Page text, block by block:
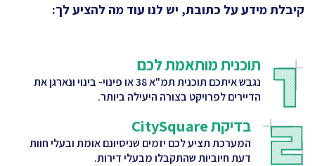
קיבלת מידע על כתובת, יש לנו עוד מה להציע לך:
תוכנית מותאמת לכם
נגבש איתכם תוכנית תמ"א 38 או פינוי- בינוי ונארגן את
הדיירים לפרויקט בצורה היעילה ביותר.
בדיקת CitySquare
המערכת תציע לכם יזמים שניסיונם אומת ובעלי חוות
דעת חיוביות שהתקבלו מבעלי דירות.